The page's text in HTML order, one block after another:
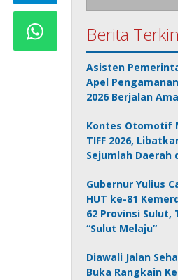
Berita
Asisten
Apel
2026 Berjalan
Kontes Otomotif
TIFF 2026,
Sejumlah Daerah
Gubernur Yulius
HUT ke-81
62 Provinsi
“Sulut Melaju”
Diawali Jalan
Buka Rangkain